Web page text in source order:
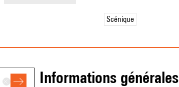
Scénique
informations générales